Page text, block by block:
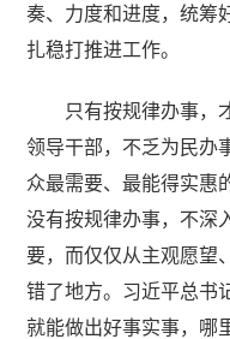
奏、力度和进度，统筹
扎稳打推进工作。
只有按规律办事，
领导干部，不乏为民办
众最需要、最能得实惠
没有按规律办事，不深
要，而仅仅从主观愿望
错了地方。习近平总书
就能做出好事实事，哪